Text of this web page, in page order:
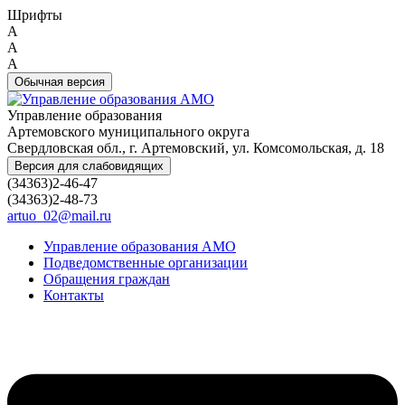
Шрифты
A
A
A
Обычная версия
Управление образования
Артемовского муниципального округа
Свердловская обл., г. Артемовский, ул. Комсомольская, д. 18
Версия для слабовидящих
(34363)2-46-47
(34363)2-48-73
artuo_02@mail.ru
Управление образования АМО
Подведомственные организации
Обращения граждан
Контакты